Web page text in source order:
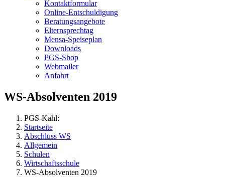
Kontaktformular
Online-Entschuldigung
Beratungsangebote
Elternsprechtag
Mensa-Speiseplan
Downloads
PGS-Shop
Webmailer
Anfahrt
WS-Absolventen 2019
PGS-Kahl:
Startseite
Abschluss WS
Allgemein
Schulen
Wirtschaftsschule
WS-Absolventen 2019